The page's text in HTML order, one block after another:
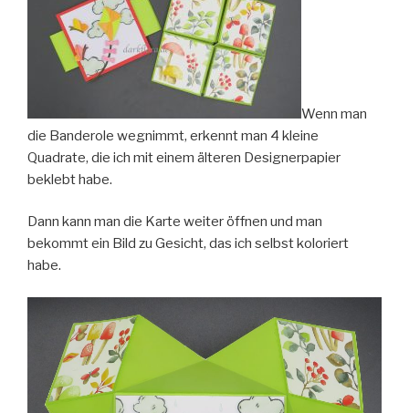
Wenn man
die Banderole wegnimmt, erkennt man 4 kleine
Quadrate, die ich mit einem älteren Designerpapier
beklebt habe.
Dann kann man die Karte weiter öffnen und man
bekommt ein Bild zu Gesicht, das ich selbst koloriert
habe.